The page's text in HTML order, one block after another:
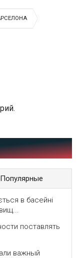
Популярные
в басейні
поставлять
важный